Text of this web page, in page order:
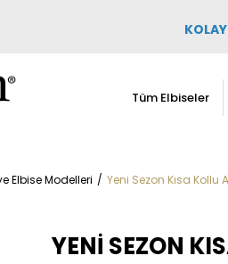
Tüm Elbiseler
Elbise Modelleri Yeni Sezon Kısa Kollu
YENI SEZON